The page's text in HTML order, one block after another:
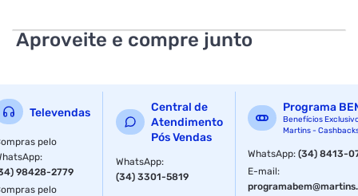
Tipo Slim
Tamanho 33/34
Aproveite e compre junto
Televendas
pelo
:
98428-2779
pelo
Central de
Atendimento
Pós Vendas
WhatsApp:
(34) 3301-5819
Programa
Benefícios
Martins -
WhatsApp:(34) 8413-
E-mail: